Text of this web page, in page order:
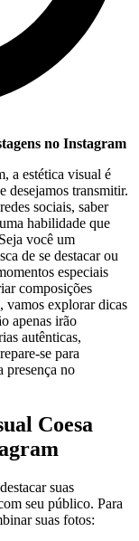
no Instagram
a estética visual é
desejamos​ transmitir.
sociais, ⁤saber
habilidade que
você ‌um
de se destacar ou
especiais
⁣composições
vamos explorar dicas
apenas irão‍
autênticas,
se para
presença no
Coesa
suas
seu público.‍ Para
suas ‌fotos: